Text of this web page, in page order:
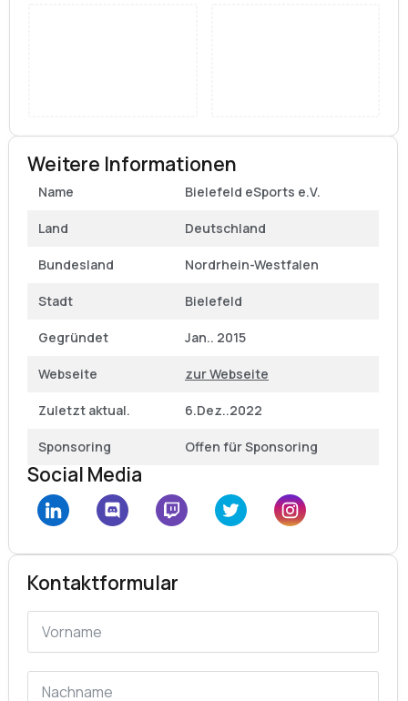
Weitere Informationen
Name Bielefeld eSports e.V.
Land Deutschland
Bundesland Nordrhein-Westfalen
Stadt Bielefeld
Gegründet Jan.. 2015
Webseite zur Webseite
Zuletzt aktual. 6.Dez..2022
Sponsoring Offen für Sponsoring
Social Media
Kontaktformular